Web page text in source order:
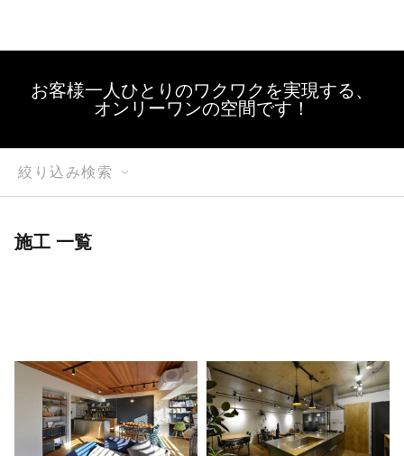
お客様一人ひとりのワクワクを実現する、
オンリーワンの空間です！
絞り込み検索
施工 一覧